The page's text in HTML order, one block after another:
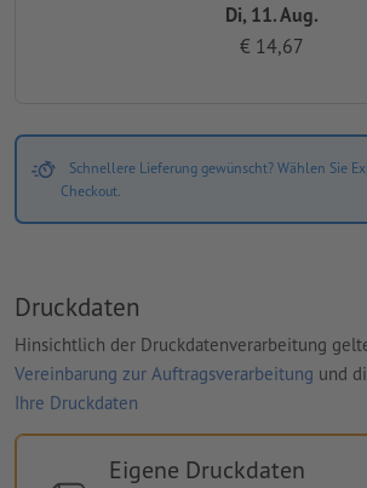
Di, 11. Aug.
€ 14,67
Schnellere Lieferung gewünscht? Wählen Sie
Checkout.
Druckdaten
Hinsichtlich der Druckdatenverarbeitung
Vereinbarung zur Auftragsverarbeitung und
Ihre Druckdaten
Eigene Druckdaten